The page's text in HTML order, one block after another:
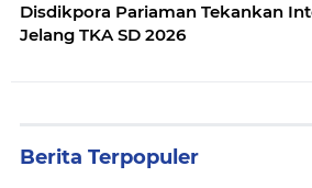
Disdikpora Pariaman Tekankan
Jelang TKA SD 2026
Berita Terpopuler